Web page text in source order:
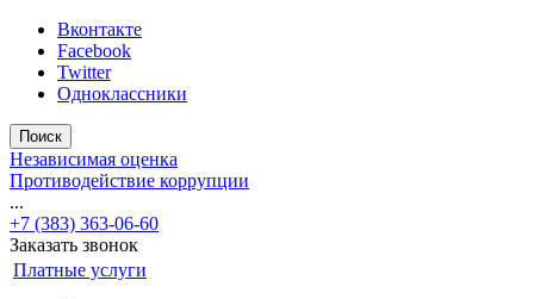
Вконтакте
Facebook
Twitter
Одноклассники
Поиск
Независимая оценка
Противодействие коррупции
...
+7 (383) 363-06-60
Заказать звонок
Платные услуги